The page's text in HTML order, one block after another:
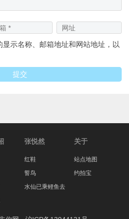
示名称、邮箱地址和网站地址，以
张悦然
红鞋
誓鸟
水仙已乘鲤鱼去
关于
站点地图
约拍宝